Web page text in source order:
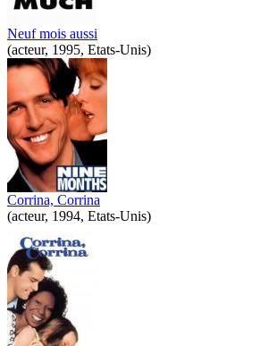
Neuf mois aussi
(acteur, 1995, Etats-Unis)
Corrina, Corrina
(acteur, 1994, Etats-Unis)